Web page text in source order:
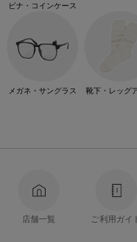
ビナ・コインケース
メガネ・サングラス 靴下・レッグ
店舗一覧 ご利用ガイ